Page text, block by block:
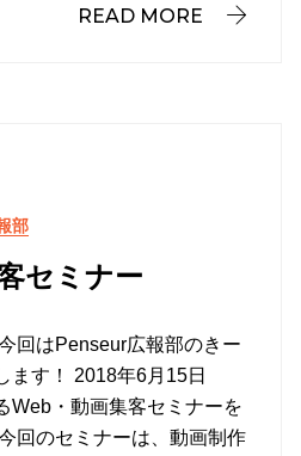
READ MORE
セミナー
部
回はPenseur広報部のきー
ます！ 2018年6月15日
Web・動画集客セミナーを
回のセミナーは、動画制作